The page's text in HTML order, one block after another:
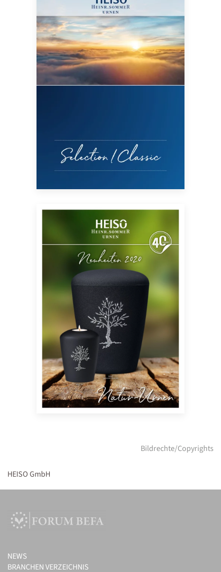
PDF herunterladen
Bildrechte/Copyrights
HEISO GmbH
NEWS
BRANCHEN VERZEICHNIS